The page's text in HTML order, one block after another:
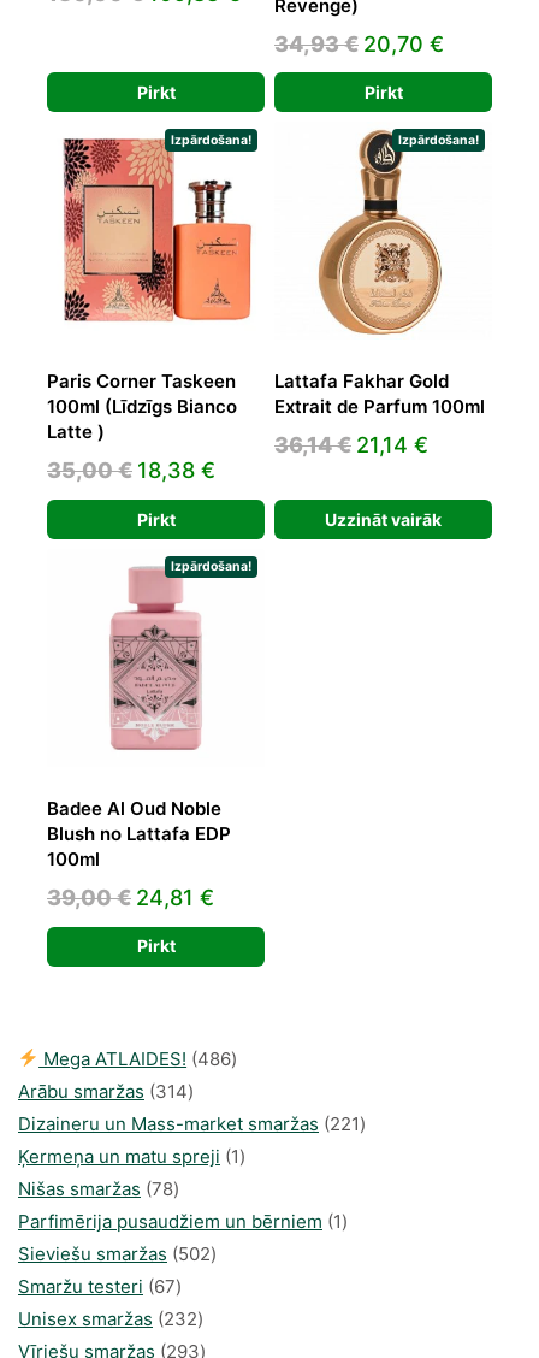
180,00 €.
Pirkt
Revenge)
34,93€ Original
price
was:
34,93 €.
20,70 €
price
is:
20,70 €.
Pirkt
Izpārdošana!
Paris Corner Taskeen
100ml (Līdzīgs Bianco
Latte )
35,00€ Original
price
was:
35,00 €.
18,38 €
price
is:
18,38 €.
Pirkt
Izpārdošana!
Lattafa Fakhar Gold
Extrait de Parfum 100ml
36,14€ Original
was:
36,14 €.
21,14 €
is:
21,14 €.
Uzzināt vairāk
Izpārdošana!
Badee Al Oud Noble
Blush no Lattafa EDP
100ml
39,00€ Original
price
was:
24,81 €
price
is:
Pirkt
Mega ATLAIDES! 486486
Arābu smaržas 314314
produkti
Dizaineru un Mass-market smaržas 221221
Ķermeņa un matu spreji 11
Nišas smaržas 7878
produkts
Parfimērija pusaudžiem un bērniem 11
Sieviešu smaržas 502502
Smaržu testeri 6767
produkts
Unisex smaržas 232232
produkts
Vīriešu smaržas 293293